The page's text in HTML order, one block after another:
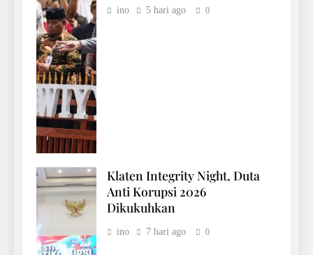
ino 5 hari ago 0
Klaten Integrity Night, Duta
Anti Korupsi 2026
Dikukuhkan
ino 7 hari ago 0